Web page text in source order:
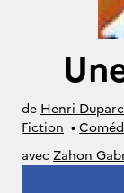
de Henri Duparc
Fiction •
avec Zahon